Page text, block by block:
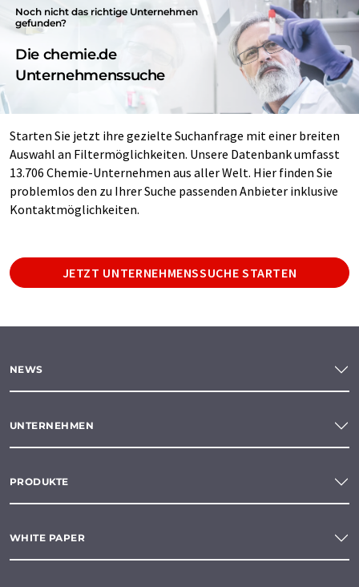
Noch nicht das richtige Unternehmen
gefunden?
Die chemie.de
Unternehmenssuche
Starten Sie jetzt ihre gezielte Suchanfrage mit einer breiten
Auswahl an Filtermöglichkeiten. Unsere Datenbank umfasst
13.706 Chemie-Unternehmen aus aller Welt. Hier finden Sie
problemlos den zu Ihrer Suche passenden Anbieter inklusive
Kontaktmöglichkeiten.
JETZT UNTERNEHMENSSUCHE STARTEN
NEWS
UNTERNEHMEN
PRODUKTE
WHITE PAPER